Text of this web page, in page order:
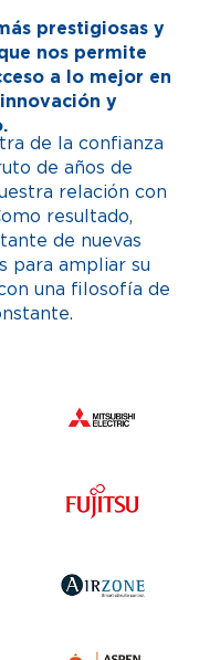
prestigiosas y
nos permite
a lo mejor en
y
de la confianza
de años de
relación con
resultado,
de nuevas
para ampliar su
una filosofía de